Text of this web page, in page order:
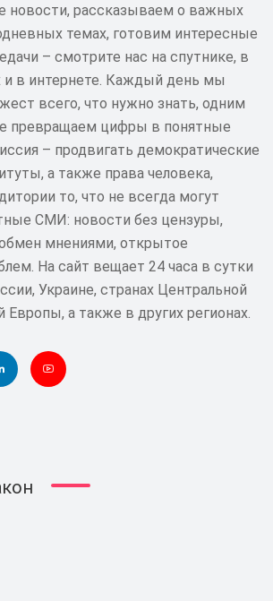
новости, рассказываем о важных
темах, готовим интересные
– смотрите нас на спутнике, в
и в интернете. Каждый день мы
всего, что нужно знать, одним
превращаем цифры в понятные
– продвигать демократические
а также права человека,
то, что не всегда могут
СМИ: новости без цензуры,
мнениями, открытое
На сайт вещает 24 часа в сутки
Украине, странах Центральной
Европы, а также в других регионах.